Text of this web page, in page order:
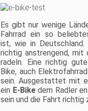
Es gibt nur wenige
Fahrrad ein so
ist, wie in
richtig anstrengend, mit
radeln. Eine richtig
Bike, auch
sein. Ausgestattet mit
ein E-Bikedem Radler
sein und die Fahrt richtig